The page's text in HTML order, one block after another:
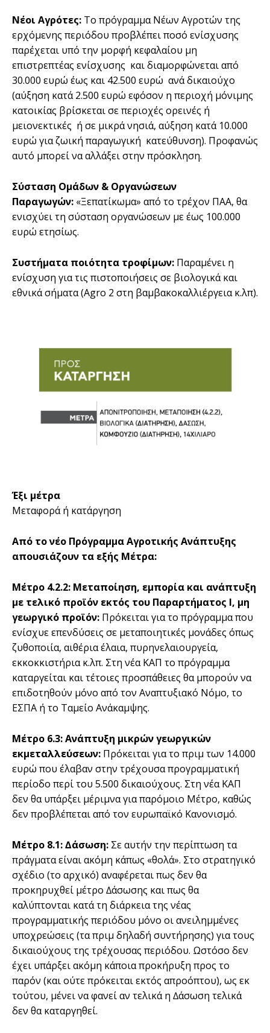
Νέοι Αγρότες: Το πρόγραµµα Νέων Αγροτών της
ερχόµενης περιόδου προβλέπει ποσό ενίσχυσης
παρέχεται υπό την µορφή κεφαλαίου µη
επιστρεπτέας ενίσχυσης και διαµορφώνεται από
30.000 ευρώ έως και 42.500 ευρώ ανά δικαιούχο
(αύξηση κατά 2.500 ευρώ εφόσον η περιοχή µόνιµης
κατοικίας βρίσκεται σε περιοχές ορεινές ή
µειονεκτικές ή σε µικρά νησιά, αύξηση κατά 10.000
ευρώ για ζωική παραγωγική κατεύθυνση). Προφανώς
αυτό µπορεί να αλλάξει στην πρόσκληση.
Σύσταση Οµάδων & Οργανώσεων
Παραγωγών: «Ξεπατίκωµα» από το τρέχον ΠΑΑ, θα
ενισχύει τη σύσταση οργανώσεων µε έως 100.000
ευρώ ετησίως.
Συστήµατα ποιότητα τροφίµων: Παραµένει η
ενίσχυση για τις πιστοποιήσεις σε βιολογικά και
εθνικά σήµατα (Agro 2 στη βαµβακοκαλλιέργεια κ.λπ).
Έξι µέτρα
Μεταφορά ή κατάργηση
Από το νέο Πρόγραµµα Αγροτικής Ανάπτυξης
απουσιάζουν τα εξής Μέτρα:
Μέτρο 4.2.2: Μεταποίηση, εµπορία και ανάπτυξη
µε τελικό προϊόν εκτός του Παραρτήµατος I, µη
γεωργικό προϊόν: Πρόκειται για το πρόγραµµα που
ενίσχυε επενδύσεις σε µεταποιητικές µονάδες όπως
ζυθοποιία, αιθέρια έλαια, πυρηνελαιουργεία,
εκκοκκιστήρια κ.λπ. Στη νέα ΚΑΠ το πρόγραµµα
καταργείται και τέτοιες προσπάθειες θα µπορούν να
επιδοτηθούν µόνο από τον Αναπτυξιακό Νόµο, το
ΕΣΠΑ ή το Ταµείο Ανάκαµψης.
Μέτρο 6.3:Ανάπτυξη µικρών γεωργικών
εκµεταλλεύσεων: Πρόκειται για το πριµ των 14.000
ευρώ που έλαβαν στην τρέχουσα προγραµµατική
περίοδο περί του 5.500 δικαιούχους. Στη νέα ΚΑΠ
δεν θα υπάρξει µέριµνα για παρόµοιο Μέτρο, καθώς
δεν προβλέπεται από τον ευρωπαϊκό Κανονισµό.
Μέτρο 8.1:∆άσωση: Σε αυτήν την περίπτωση τα
πράγµατα είναι ακόµη κάπως «θολά». Στο στρατηγικό
σχέδιο (το αρχικό) αναφέρεται πως δεν θα
προκηρυχθεί µέτρο ∆άσωσης και πως θα
καλύπτονται κατά τη διάρκεια της νέας
προγραµµατικής περιόδου µόνο οι ανειληµµένες
υποχρεώσεις (τα πριµ δηλαδή συντήρησης) για τους
δικαιούχους της τρέχουσας περιόδου. Ωστόσο δεν
έχει υπάρξει ακόµη κάποια προκήρυξη προς το
παρόν (και ούτε πρόκειται εκτός απροόπτου), ως εκ
τούτου, µένει να φανεί αν τελικά η ∆άσωση τελικά
δεν θα καταργηθεί.